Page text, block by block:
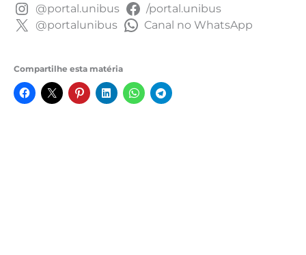
@portal.unibus
/portal.unibus
@portalunibus
Canal no WhatsApp
Compartilhe esta matéria